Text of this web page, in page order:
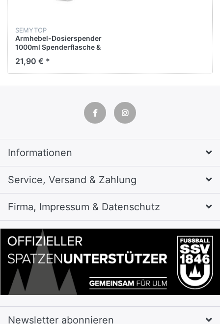
SEMYTOP
Armhebel-Dosierspender
1000ml Spenderflasche &
Verschlußplatte
21,90 € *
Informationen
Service, Versand & Zahlung
Firma, Impressum & Datenschutz
Newsletter abonnieren